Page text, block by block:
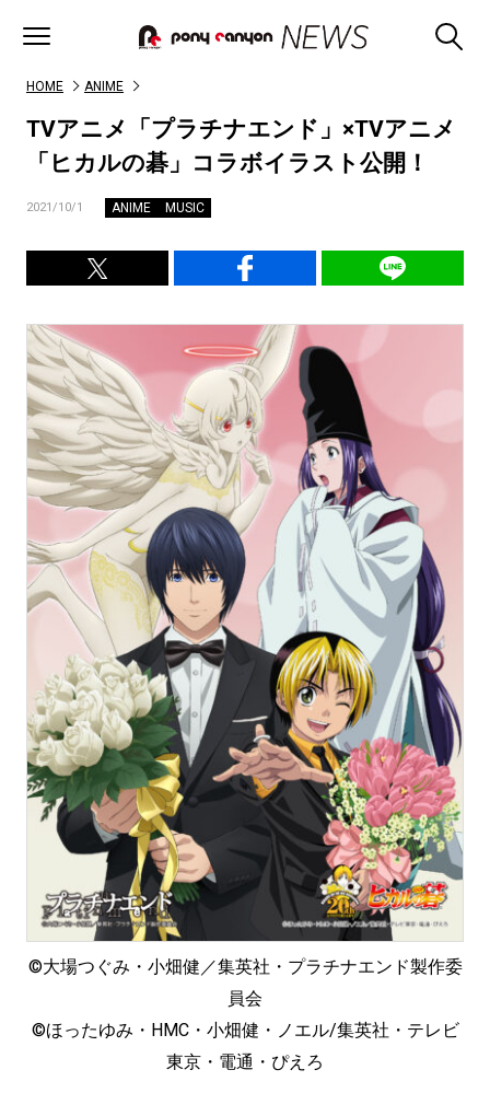
HOME ANIME
TVアニメ「プラチナエンド」×TVアニメ
「ヒカルの碁」コラボイラスト公開！
2021/10/1 ANIME MUSIC
©︎大場つぐみ・小畑健／集英社・プラチナエンド製作委
員会
©︎ほったゆみ・HMC・小畑健・ノエル/集英社・テレビ
東京・電通・ぴえろ